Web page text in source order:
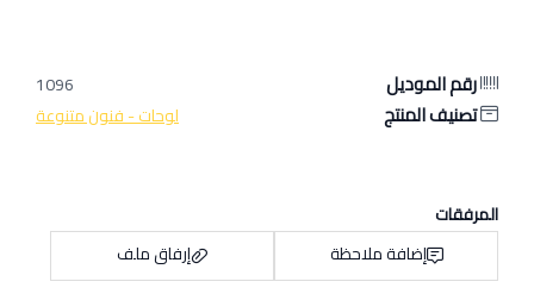
رقم الموديل 1096
تصنيف المنتج لوحات - فنون متنوعة
المرفقات
إضافة ملاحظة
إرفاق ملف